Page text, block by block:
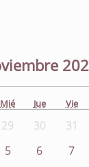
Mié Jue Vie
29 30 31
5 6 7